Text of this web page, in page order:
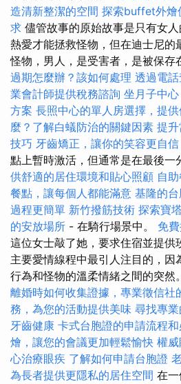
造清新整潔的空間 探索buffet外燴
求 儘管故事的原始故事是只有女
熱愛才能拯救怪物，但在迪士尼的
怪物，男人，是受害者，是被保存
過期怎麼辦？該如何處理 透過電
業會計師提供稅務諮詢 坐月子中
方案 長照中心的單人房選擇，提
麼？了解白蟻防治的關鍵因素 提
技巧 牙齒矯正，讓你的笑容更自信
點上暫時激活，但通常是在最後一
供舒適的居住環境和貼心照顧 自
餐點，讓每個人都能滿意 基隆的
過程更簡單 新竹撥筋技術 探索寶
的安放場所 - 在騎行場景中。 免
這位女士敲了她，要求住宿並提供
主要愛情線程中最引人注目的，因
行為和怪物的溫柔情緒之間的突然
離婚時如何收集證據，專業徵信社
務，為您的活動提供美味 尋找專
牙齒健康 卡式台胞證的申請流程
燴，讓您的會議更加輕鬆愉快 權
心治療眼疾 了解如何申請台胞證
為長者提供更隱私的居住空間 在